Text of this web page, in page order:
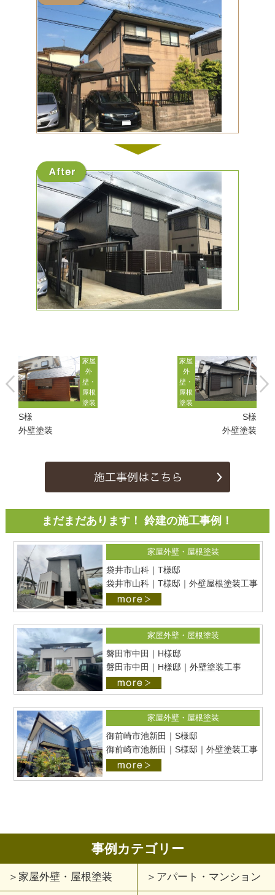
家屋
外
壁・
屋根
塗装
S様
外壁塗装
家屋
外
壁・
屋根
塗装
S様
外壁塗装
まだまだあります！ 鈴建の施工事例！
家屋外壁・屋根塗装
袋井市山科｜T様邸
袋井市山科｜T様邸｜外壁屋根塗装工事
家屋外壁・屋根塗装
磐田市中田｜H様邸
磐田市中田｜H様邸｜外壁塗装工事
家屋外壁・屋根塗装
御前崎市池新田｜S様邸
御前崎市池新田｜S様邸｜外壁塗装工事
事例カテゴリー
家屋外壁・屋根塗装 アパート・マンション